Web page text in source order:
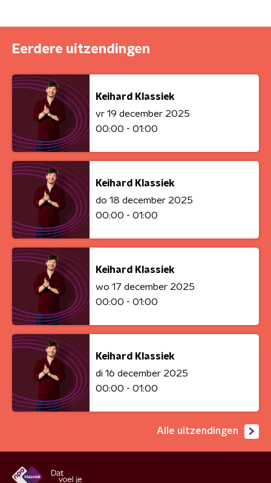
Eerdere uitzendingen
Keihard Klassiek
vr 19 december 2025
00:00 - 01:00
Keihard Klassiek
do 18 december 2025
00:00 - 01:00
Keihard Klassiek
wo 17 december 2025
00:00 - 01:00
Keihard Klassiek
di 16 december 2025
00:00 - 01:00
Alle uitzendingen